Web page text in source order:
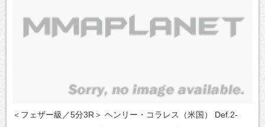
＜フェザー級／5分3R＞ ヘンリー・コラレス（米国） Def.2-